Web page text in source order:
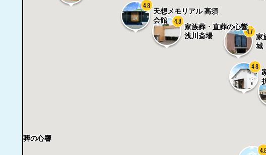
4.8
家
城
4.7
家族葬・直葬の心響
浅川斎場
4.8
天想メモリアル 高須
会館
4.8
葬・直葬の心響